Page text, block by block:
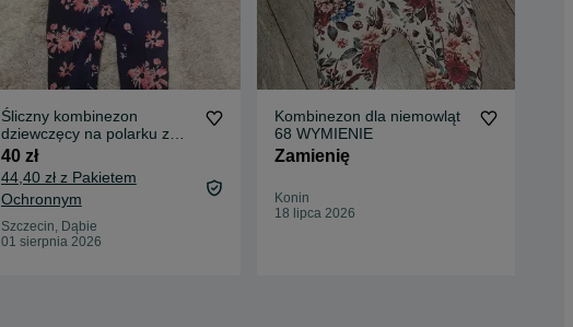
Śliczny kombinezon
dziewczęcy na polarku z
kapturem rozm. 92
40 zł
44,40 zł z Pakietem
Ochronnym
Szczecin, Dąbie
01 sierpnia 2026
Kombinezon dla niemowląt
68 WYMIENIE
Zamienię
Konin
18 lipca 2026